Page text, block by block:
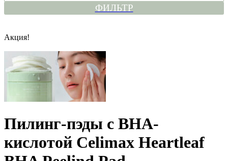
ФИЛЬТР
Акция!
Пилинг-пэды с BHA-
кислотой Celimax Heartleaf